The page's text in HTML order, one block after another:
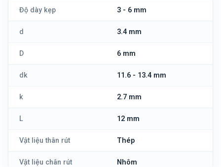
Độ dày kẹp 3 - 6 mm
d 3.4 mm
D 6 mm
dk 11.6 - 13.4 mm
k 2.7 mm
L 12 mm
Vật liệu thân rút Thép
Vật liệu chân rút Nhôm